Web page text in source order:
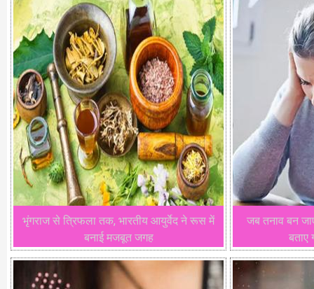
भृंगराज से त्रिफला तक, भारतीय आयुर्वेद ने रूस में
बनाई मजबूत जगह
जब तनाव बन
बताए